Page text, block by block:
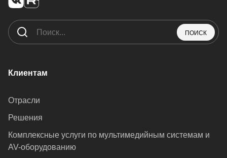
ПОИСК
Клиентам
Отрасли
Решения
Комплексные услуги по мультимедийным системам и
AV-оборудованию